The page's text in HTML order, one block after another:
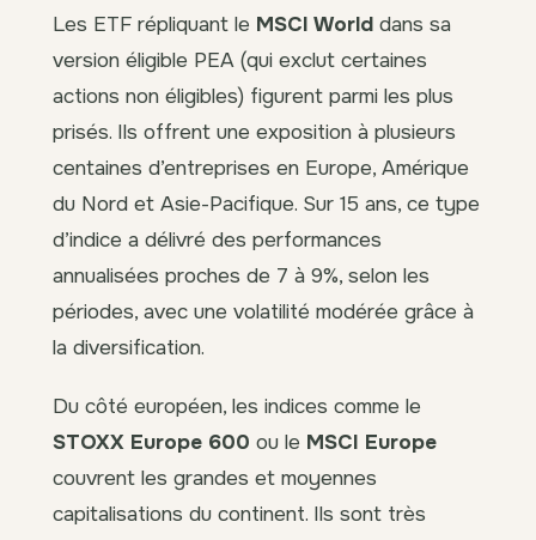
Les ETF répliquant le MSCI World dans sa
version éligible PEA (qui exclut certaines
actions non éligibles) figurent parmi les plus
prisés. Ils offrent une exposition à plusieurs
centaines d’entreprises en Europe, Amérique
du Nord et Asie-Pacifique. Sur 15 ans, ce type
d’indice a délivré des performances
annualisées proches de 7 à 9%, selon les
périodes, avec une volatilité modérée grâce à
la diversification.
Du côté européen, les indices comme le
STOXX Europe 600 ou le MSCI Europe
couvrent les grandes et moyennes
capitalisations du continent. Ils sont très